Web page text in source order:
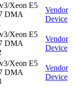
Xeon E5
DMA
Vendor
Device
Xeon E5
DMA
Vendor
Device
Xeon E5
DMA
Vendor
Device